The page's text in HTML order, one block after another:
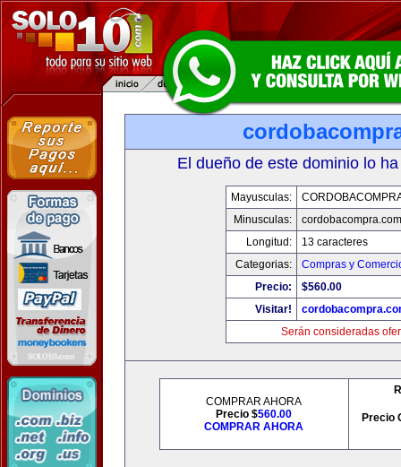
El dueño de este dominio lo
Mayusculas:
Minusculas:
cordobacompra.com
Longitud:
13 caracteres
Categorias:
Compras y
Precio:
$560.00
Visitar!
Serán consideradas
COMPRAR AHORA
Precio $560.00
COMPRAR AHORA
Precio